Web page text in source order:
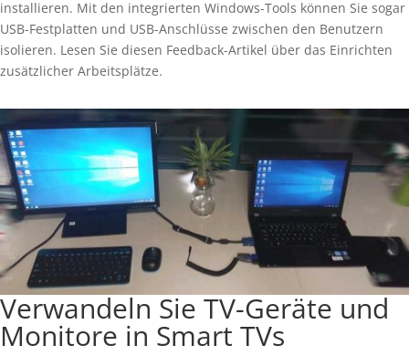
installieren. Mit den integrierten Windows-Tools können Sie sogar
USB-Festplatten und USB-Anschlüsse zwischen den Benutzern
isolieren. Lesen Sie diesen Feedback-Artikel über das Einrichten
zusätzlicher Arbeitsplätze.
Verwandeln Sie TV-Geräte und
Monitore in Smart TVs